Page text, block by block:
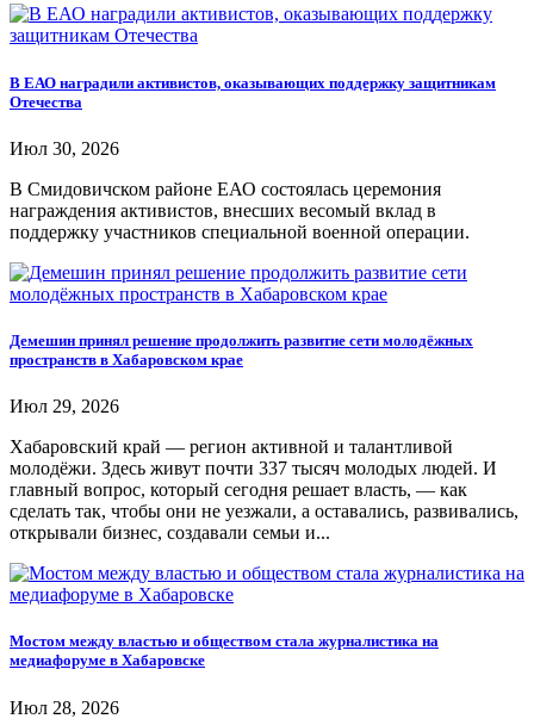
В ЕАО наградили активистов, оказывающих поддержку защитникам
Отечества
Июл 30, 2026
В Смидовичском районе ЕАО состоялась церемония
награждения активистов, внесших весомый вклад в
поддержку участников специальной военной операции.
Демешин принял решение продолжить развитие сети молодёжных
пространств в Хабаровском крае
Июл 29, 2026
Хабаровский край — регион активной и талантливой
молодёжи. Здесь живут почти 337 тысяч молодых людей. И
главный вопрос, который сегодня решает власть, — как
сделать так, чтобы они не уезжали, а оставались, развивались,
открывали бизнес, создавали семьи и...
Мостом между властью и обществом стала журналистика на
медиафоруме в Хабаровске
Июл 28, 2026